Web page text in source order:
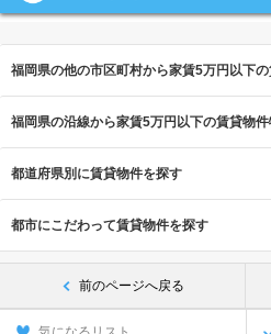
福岡県の他の市区町村から家賃5万円以下
福岡県の沿線から家賃5万円以下の賃貸物
都道府県別に賃貸物件を探す
都市にこだわって賃貸物件を探す
前のページへ戻る